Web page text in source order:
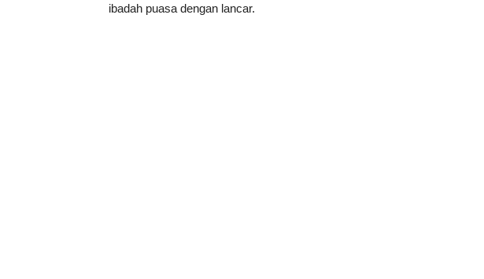
ibadah puasa dengan lancar.